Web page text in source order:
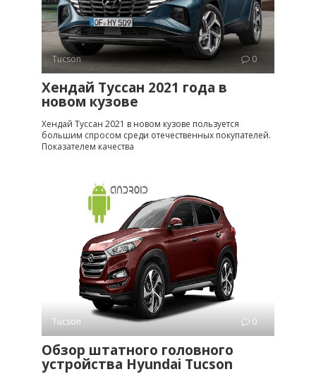
Tucson 0
Хендай Туссан 2021 года в
новом кузове
Хендай Туссан 2021 в новом кузове пользуется
большим спросом среди отечественных покупателей.
Показателем качества
Tucson 0
Обзор штатного головного
устройства Hyundai Tucson